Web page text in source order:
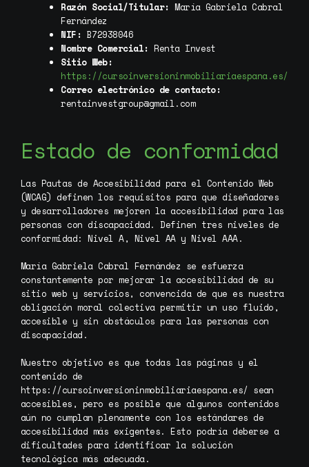
Razón Social/Titular: María Gabriela Cabral
Fernández
NIF: B72938046
Nombre Comercial: Renta Invest
Sitio Web:
https://cursoinversioninmobiliariaespana.es/
Correo electrónico de contacto:
rentainvestgroup@gmail.com
Estado de conformidad
Las Pautas de Accesibilidad para el Contenido Web
(WCAG) definen los requisitos para que diseñadores
y desarrolladores mejoren la accesibilidad para las
personas con discapacidad. Definen tres niveles de
conformidad: Nivel A, Nivel AA y Nivel AAA.
María Gabriela Cabral Fernández se esfuerza
constantemente por mejorar la accesibilidad de su
sitio web y servicios, convencida de que es nuestra
obligación moral colectiva permitir un uso fluido,
accesible y sin obstáculos para las personas con
discapacidad.
Nuestro objetivo es que todas las páginas y el
contenido de
https://cursoinversioninmobiliariaespana.es/ sean
accesibles, pero es posible que algunos contenidos
aún no cumplan plenamente con los estándares de
accesibilidad más exigentes. Esto podría deberse a
dificultades para identificar la solución
tecnológica más adecuada.